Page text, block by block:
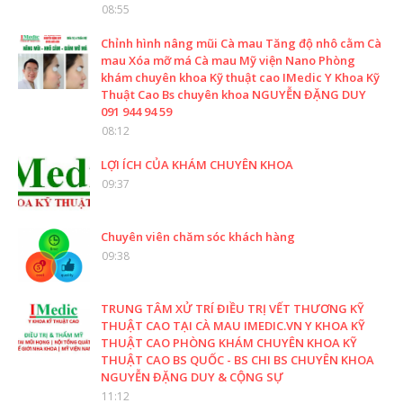
08:55
Chỉnh hình nâng mũi Cà mau Tăng độ nhô cằm Cà
mau Xóa mỡ má Cà mau Mỹ viện Nano Phòng
khám chuyên khoa Kỹ thuật cao IMedic Y Khoa Kỹ
Thuật Cao Bs chuyên khoa NGUYỄN ĐẶNG DUY
091 944 94 59
08:12
LỢI ÍCH CỦA KHÁM CHUYÊN KHOA
09:37
Chuyên viên chăm sóc khách hàng
09:38
TRUNG TÂM XỬ TRÍ ĐIỀU TRỊ VẾT THƯƠNG KỸ
THUẬT CAO TẠI CÀ MAU IMEDIC.VN Y KHOA KỸ
THUẬT CAO PHÒNG KHÁM CHUYÊN KHOA KỸ
THUẬT CAO BS QUỐC - BS CHI BS CHUYÊN KHOA
NGUYỄN ĐẶNG DUY & CỘNG SỰ
11:12